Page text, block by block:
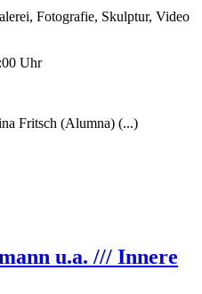
Fotografie, Skulptur, Video
Uhr
Fritsch (Alumna) (...)
u.a. /// Innere